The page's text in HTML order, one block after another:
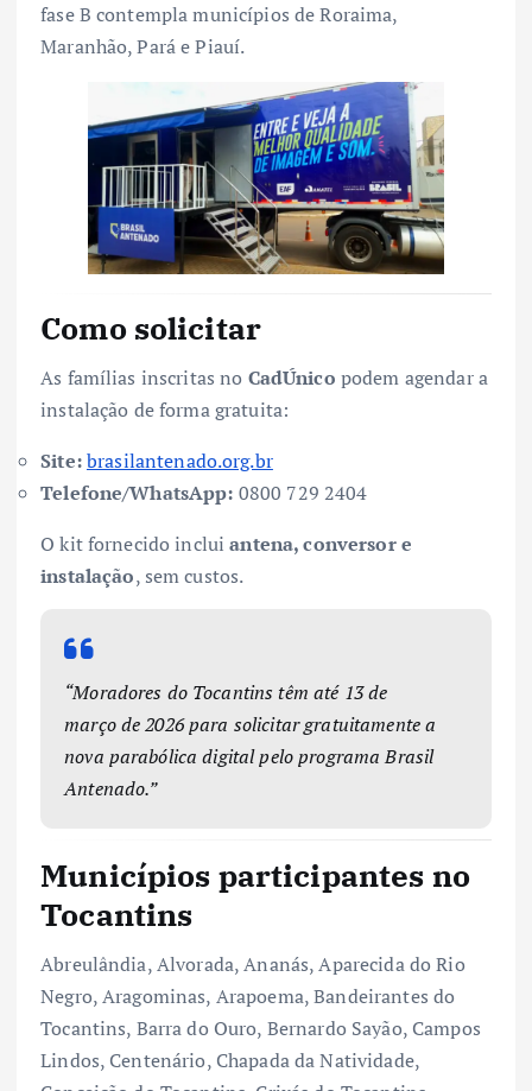
fase B contempla municípios de Roraima,
Maranhão, Pará e Piauí.
Como solicitar
As famílias inscritas no CadÚnico podem agendar a
instalação de forma gratuita:
Site:brasilantenado.org.br
Telefone/WhatsApp: 0800 729 2404
O kit fornecido incluiantena, conversor e
instalação, sem custos.
“Moradores do Tocantins têm até 13 de
março de 2026 para solicitar gratuitamente a
nova parabólica digital pelo programa Brasil
Antenado.”
Municípios participantes no
Tocantins
Abreulândia, Alvorada, Ananás, Aparecida do Rio
Negro, Aragominas, Arapoema, Bandeirantes do
Tocantins, Barra do Ouro, Bernardo Sayão, Campos
Lindos, Centenário, Chapada da Natividade,